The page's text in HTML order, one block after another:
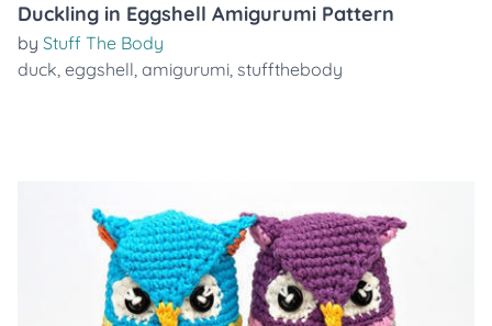
Duckling in Eggshell Amigurumi Pattern
by Stuff The Body
duck, eggshell, amigurumi, stuffthebody